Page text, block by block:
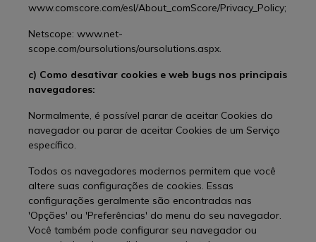
www.comscore.com/esl/About_comScore/Privacy_Policy;
Netscope: www.net-
scope.com/oursolutions/oursolutions.aspx.
c) Como desativar cookies e web bugs nos principais
navegadores:
Normalmente, é possível parar de aceitar Cookies do
navegador ou parar de aceitar Cookies de um Serviço
específico.
Todos os navegadores modernos permitem que você
altere suas configurações de cookies. Essas
configurações geralmente são encontradas nas
'Opções' ou 'Preferências' do menu do seu navegador.
Você também pode configurar seu navegador ou